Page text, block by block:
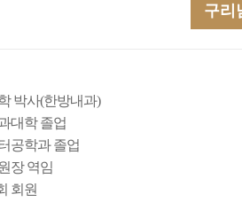
구리
박사(한방내과)
대학 졸업
공학과 졸업
장 역임
회원